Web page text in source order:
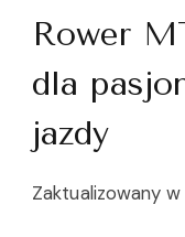
Rower
dla
jazdy
Zaktualizowany